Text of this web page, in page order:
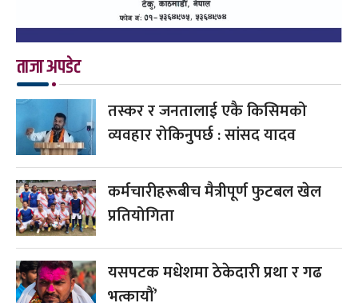
ताजा अपडेट
तस्कर र जनतालाई एकै किसिमको
व्यवहार रोकिनुपर्छ : सांसद यादव
कर्मचारीहरूबीच मैत्रीपूर्ण फुटबल खेल
प्रतियोगिता
यसपटक मधेशमा ठेकेदारी प्रथा र गढ
भत्कायौं’